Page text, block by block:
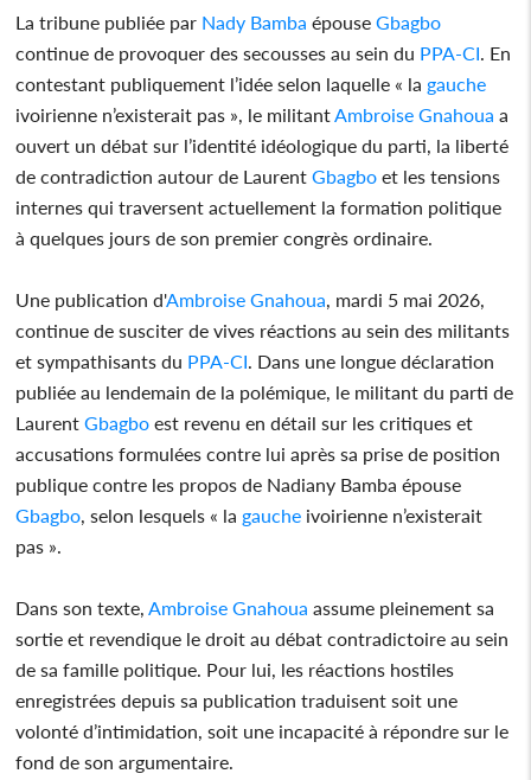
La tribune publiée par Nady Bamba épouseGbagbo
continue de provoquer des secousses au sein du PPA-CI . En
contestant publiquement l’idée selon laquelle « la gauche
ivoirienne n’existerait pas », le militant Ambroise Gnahoua a
ouvert un débat sur l’identité idéologique du parti, la liberté
de contradiction autour de LaurentGbagbo et les tensions
internes qui traversent actuellement la formation politique
à quelques jours de son premier congrès ordinaire.
Une publication d'Ambroise Gnahoua , mardi 5 mai 2026,
continue de susciter de vives réactions au sein des militants
et sympathisants du PPA-CI . Dans une longue déclaration
publiée au lendemain de la polémique, le militant du parti de
LaurentGbagbo est revenu en détail sur les critiques et
accusations formulées contre lui après sa prise de position
publique contre les propos de Nadiany Bamba épouse
Gbagbo , selon lesquels « la gauche ivoirienne n’existerait
pas ».
Dans son texte, Ambroise Gnahoua assume pleinement sa
sortie et revendique le droit au débat contradictoire au sein
de sa famille politique. Pour lui, les réactions hostiles
enregistrées depuis sa publication traduisent soit une
volonté d’intimidation, soit une incapacité à répondre sur le
fond de son argumentaire.